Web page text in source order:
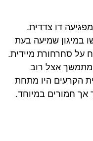
דו צדדית.
במיגון שמיעה בעת
על סחרחורת מיידית.
אצל רוב
הקרעים היו מתחת